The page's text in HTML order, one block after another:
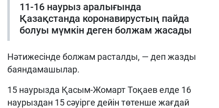
11-16 наурыз аралығында
Қазақстанда коронавирустың пайда
болуы мүмкін деген болжам жасады
Нәтижесінде болжам расталды, — деп жазды
баяндамашылар.
15 наурызда Қасым-Жомарт Тоқаев елде 16
наурыздан 15 сәуірге дейін төтенше жағдай